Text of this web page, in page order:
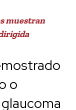
muestran
o